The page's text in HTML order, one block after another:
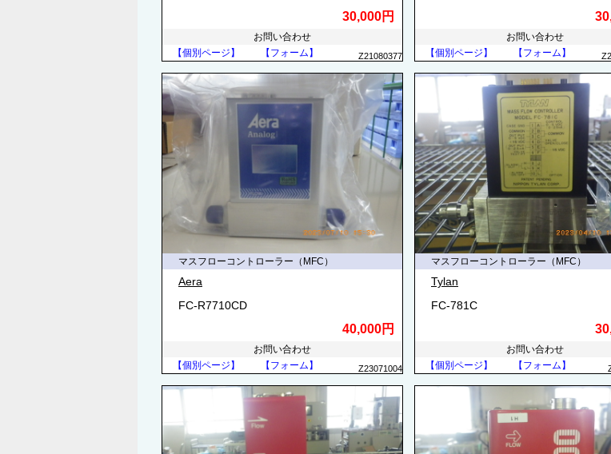
30,000円
お問い合わせ
【個別ページ】
【フォーム】 Z21080377
お問い合わせ
【個別ページ】
【フォーム】
マスフローコントローラー（MFC）
Aera
FC-R7710CD
40,000円
お問い合わせ
【個別ページ】
【フォーム】 Z23071004
マスフローコントローラー（MFC）
Tylan
FC-781C
お問い合わせ
【個別ページ】
【フォーム】